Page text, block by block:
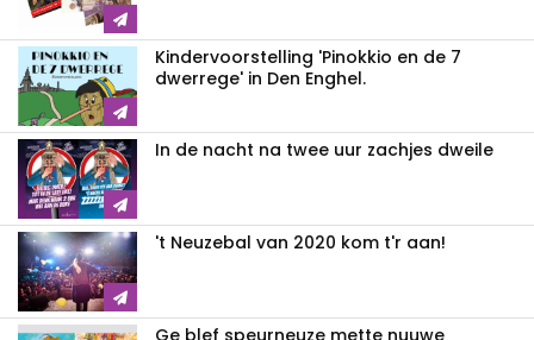
Kindervoorstelling 'Pinokkio en de 7
dwerrege' in Den Enghel.
In de nacht na twee uur zachjes dweile
't Neuzebal van 2020 kom t'r aan!